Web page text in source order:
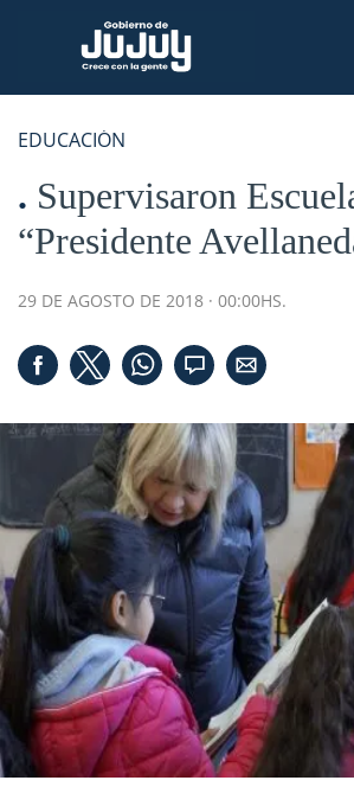
EDUCACIÓN
Supervisaron
“Presidente
29 DE AGOSTO DE 2018 · 00:00HS.